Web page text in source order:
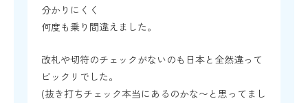
分かりにくく
何度も乗り間違えました。
改札や切符のチェックがないのも日本と全然違って
ビックリでした。
(抜き打ちチェック本当にあるのかな〜と思ってまし